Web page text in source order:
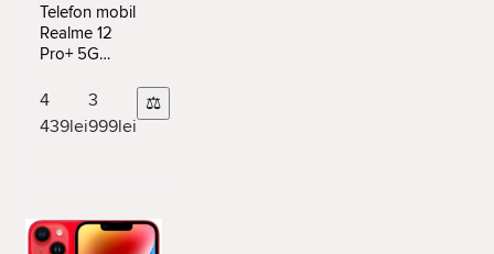
Telefon mobil
Realme 12
Pro+ 5G
Beige
4
439lei
3
999lei
⚖